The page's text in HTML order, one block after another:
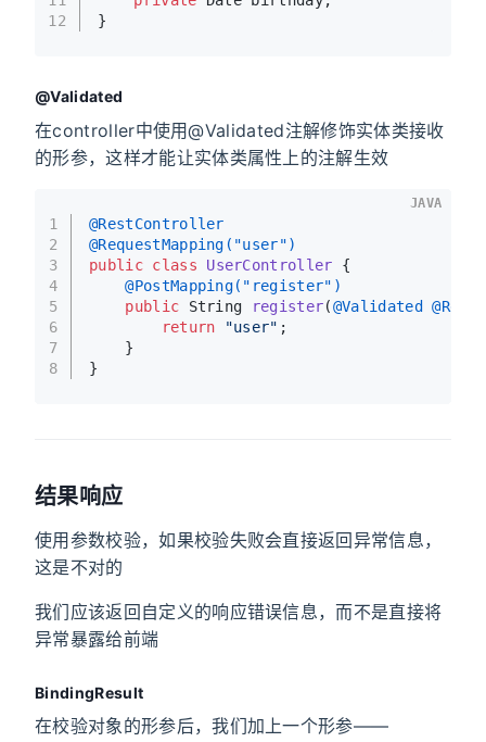
12
}
@Validated
在controller中使用@Validated注解修饰实体类接收
的形参，这样才能让实体类属性上的注解生效
1
2
3
4
5
6
7
8
@RestController
@RequestMapping("user")
public class UserController {
@PostMapping("register")
public String register(@Validated
return
"user" ;
    }
}
JAVA
结果响应
使用参数校验，如果校验失败会直接返回异常信息，
这是不对的
我们应该返回自定义的响应错误信息，而不是直接将
异常暴露给前端
BindingResult
在校验对象的形参后，我们加上一个形参——